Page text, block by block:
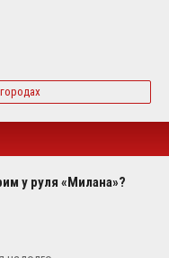
у руля «Милана»?